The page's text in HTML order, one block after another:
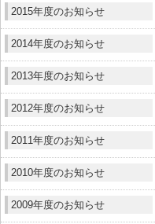
2015年度のお知らせ
2014年度のお知らせ
2013年度のお知らせ
2012年度のお知らせ
2011年度のお知らせ
2010年度のお知らせ
2009年度のお知らせ